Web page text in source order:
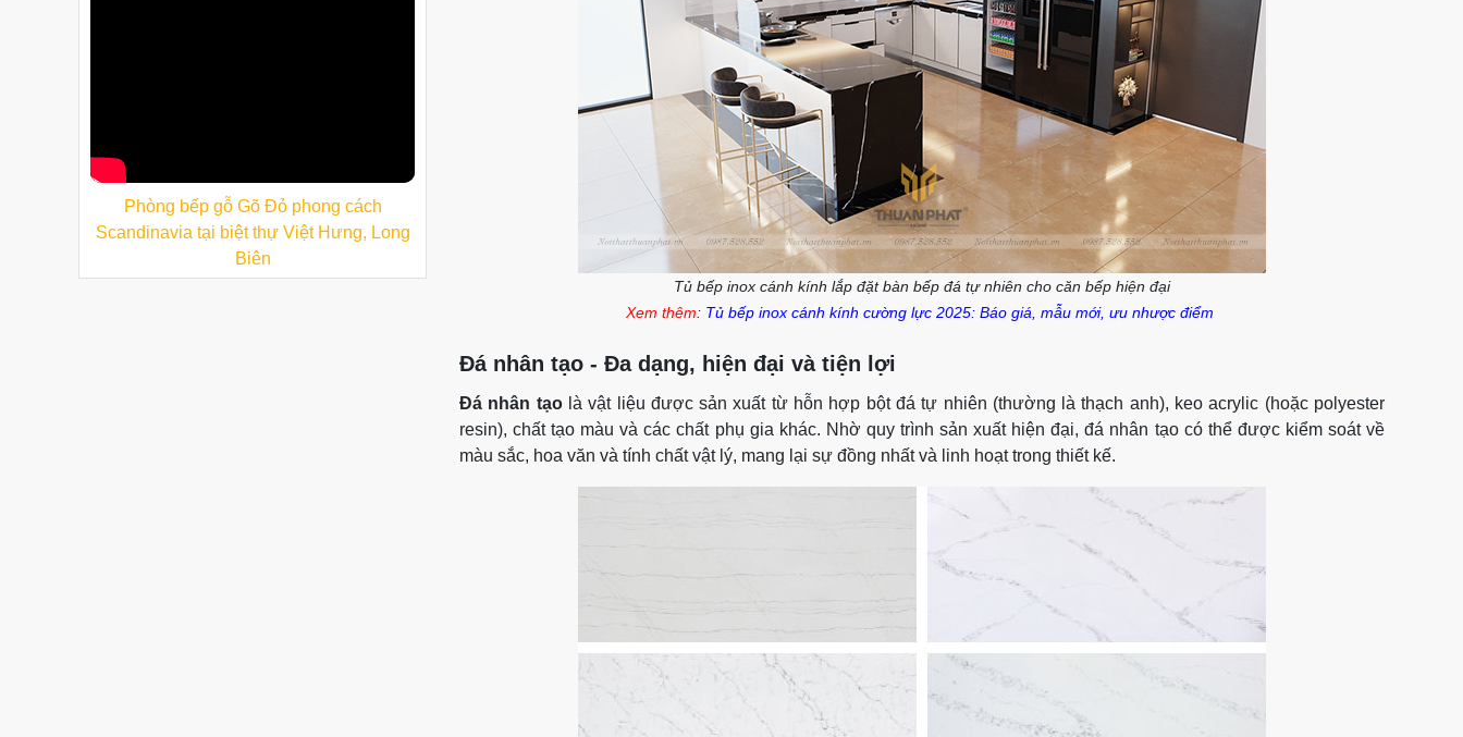
Tủ bếp inox cánh kính lắp đặt bàn bếp đá tự nhiên cho căn bếp hiện đại
Xem thêm: Tủ bếp inox cánh kính cường lực 2025: Báo giá, mẫu mới, ưu nhược điểm
Đá nhân tạo - Đa dạng, hiện đại và tiện lợi
Đá nhân tạolà vật liệu được sản xuất từ hỗn hợp bột đá tự nhiên (thường là thạch anh), keo acrylic (hoặc polyester
resin), chất tạo màu và các chất phụ gia khác. Nhờ quy trình sản xuất hiện đại, đá nhân tạo có thể được kiểm soát về
màu sắc, hoa văn và tính chất vật lý, mang lại sự đồng nhất và linh hoạt trong thiết kế.
Phòng bếp gỗ Gõ Đỏ phong cách
Scandinavia tại biệt thự Việt Hưng, Long
Biên